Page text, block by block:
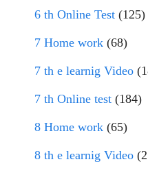
6 th Online Test (125)
7 Home work (68)
7 th e learnig Video
7 th Online test (184)
8 Home work (65)
8 th e learnig Video